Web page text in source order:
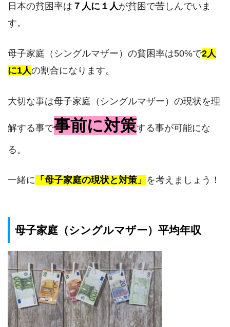
日本の貧困率は ７人に１人が貧困で苦しんでいま
す。
母子家庭（シングルマザー）の貧困率は50%で2人
に1人の割合になります。
大切な事は母子家庭（シングルマザー）の現状を理
解する事で事前に対策する事が可能にな
る。
一緒に 「母子家庭の現状と対策」 を考えましょう！
母子家庭（シングルマザー）平均年収